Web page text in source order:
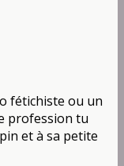
fétichiste ou un
profession tu
et à sa petite